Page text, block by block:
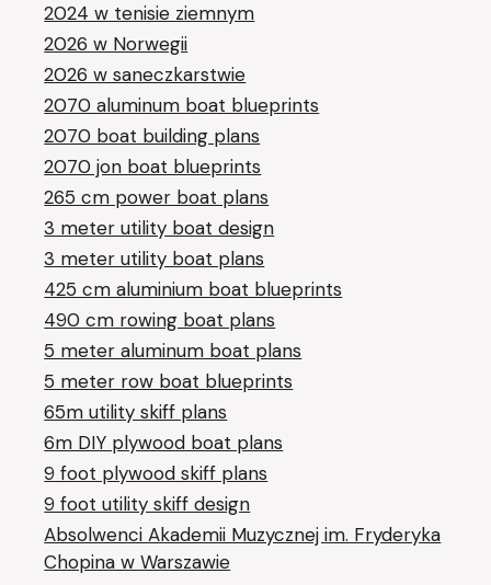
2024 w tenisie ziemnym
2026 w Norwegii
2026 w saneczkarstwie
2070 aluminum boat blueprints
2070 boat building plans
2070 jon boat blueprints
265 cm power boat plans
3 meter utility boat design
3 meter utility boat plans
425 cm aluminium boat blueprints
490 cm rowing boat plans
5 meter aluminum boat plans
5 meter row boat blueprints
65m utility skiff plans
6m DIY plywood boat plans
9 foot plywood skiff plans
9 foot utility skiff design
Absolwenci Akademii Muzycznej im. Fryderyka
Chopina w Warszawie